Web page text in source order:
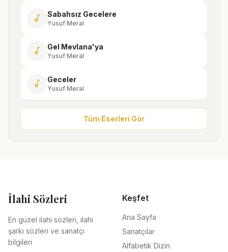
music_note Sabahsız Gecelere
Yusuf Meral
music_note Gel Mevlana'ya
Yusuf Meral
music_note Geceler
Yusuf Meral
Tüm Eserleri Gör
İlahi Sözleri
En güzel ilahi sözleri, ilahi
şarkı sözleri ve sanatçı
bilgileri
Keşfet
Ana Sayfa
Sanatçılar
Alfabetik Dizin